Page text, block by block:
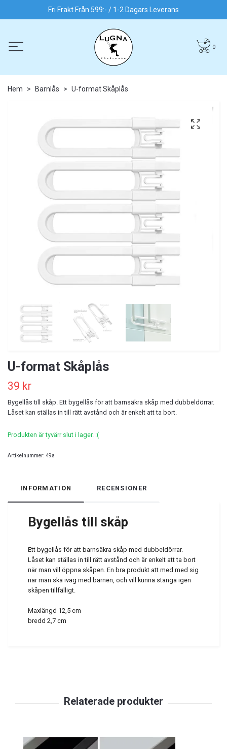
Fri Frakt Från 599:- / 1-2 Dagars Leverans
0
Hem Barnlås U-format Skåplås
U-format Skåplås
39 kr
Bygellås till skåp. Ett bygellås för att barnsäkra skåp med dubbeldörrar.
Låset kan ställas in till rätt avstånd och är enkelt att ta bort.
Produkten är tyvärr slut i lager. :(
Artikelnummer: 49a
INFORMATION RECENSIONER
Bygellås till skåp
Ett bygellås för att barnsäkra skåp med dubbeldörrar.
Låset kan ställas in till rätt avstånd och är enkelt att ta bort
när man vill öppna skåpen. En bra produkt att med med sig
när man ska iväg med barnen, och vill kunna stänga igen
skåpen tillfälligt.
Maxlängd 12,5 cm
bredd 2,7 cm